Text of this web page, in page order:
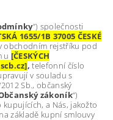
”) společnosti
1655/1B 37005 ČESKÉ
obchodním rejstříku pod
u [ČESKÝCH
,telefonní číslo
v souladu s
Sb., občanský
zákoník“)
a Nás, jakožto
základě kupní smlouvy